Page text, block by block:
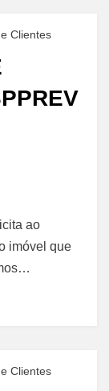
Clientes
ao
imóvel que
Clientes